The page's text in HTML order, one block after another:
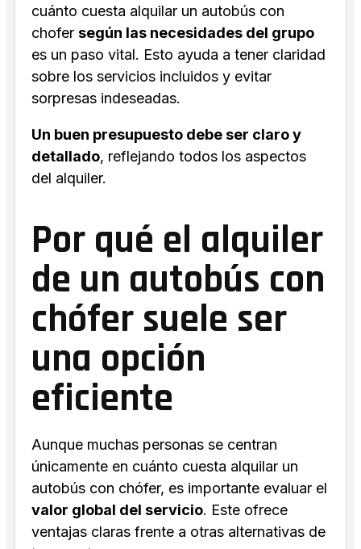
cuánto cuesta alquilar un autobús con
chofer según las necesidades del grupo
es un paso vital. Esto ayuda a tener claridad
sobre los servicios incluidos y evitar
sorpresas indeseadas.
Un buen presupuesto debe ser claro y
detallado, reflejando todos los aspectos
del alquiler.
Por qué el alquiler
de un autobús con
chófer suele ser
una opción
eficiente
Aunque muchas personas se centran
únicamente en cuánto cuesta alquilar un
autobús con chófer, es importante evaluar el
valor global del servicio. Este ofrece
ventajas claras frente a otras alternativas de